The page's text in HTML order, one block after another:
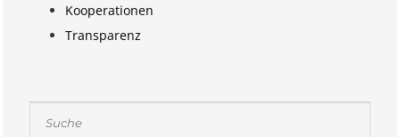
Kooperationen
Transparenz